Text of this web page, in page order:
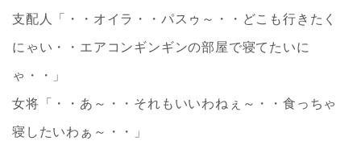
支配人「・・オイラ・・パスゥ～・・どこも行きたく
にゃい・・エアコンギンギンの部屋で寝てたいに
ゃ・・」
女将「・・あ～・・それもいいわねぇ～・・食っちゃ
寝したいわぁ～・・」